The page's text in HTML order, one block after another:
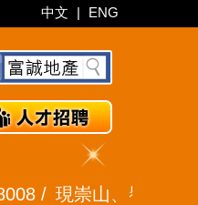
中文 | ENG
/ 現崇山、譽港灣